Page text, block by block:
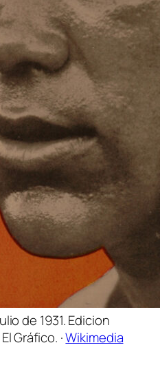
de 1931. Edicion
Gráfico. ·Wikimedia